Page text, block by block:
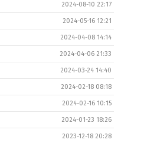
2024-08-10 22:17
2024-05-16 12:21
2024-04-08 14:14
2024-04-06 21:33
2024-03-24 14:40
2024-02-18 08:18
2024-02-16 10:15
2024-01-23 18:26
2023-12-18 20:28